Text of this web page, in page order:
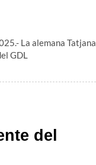
La alemana Tatjana
GDL
del